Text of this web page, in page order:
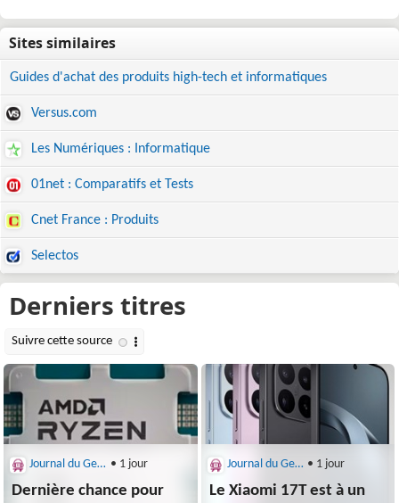
Guides d'achat des produits high-tech et informatiques
Versus.com
Les Numériques : Informatique
01net : Comparatifs et Tests
Cnet France : Produits
Selectos
Journal du Geek : Bons Plans • 1 jour
Dernière chance pour
Journal du Geek : Bons Plans • 1 jour
Le Xiaomi 17T est à un